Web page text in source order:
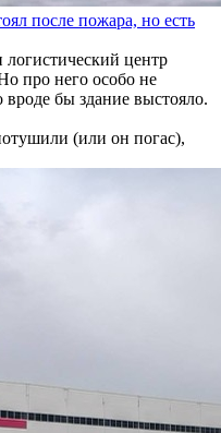
после пожара, но есть
центр
про него особо не
бы здание выстояло.
(или он погас),